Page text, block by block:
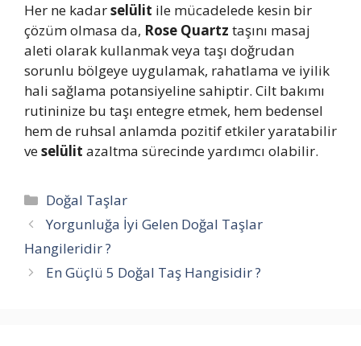
Her ne kadarselülit ile mücadelede kesin bir
çözüm olmasa da, Rose Quartz taşını masaj
aleti olarak kullanmak veya taşı doğrudan
sorunlu bölgeye uygulamak, rahatlama ve iyilik
hali sağlama potansiyeline sahiptir. Cilt bakımı
rutininize bu taşı entegre etmek, hem bedensel
hem de ruhsal anlamda pozitif etkiler yaratabilir
veselülit azaltma sürecinde yardımcı olabilir.
Kategoriler
Doğal Taşlar
Yorgunluğa İyi Gelen Doğal Taşlar
Hangileridir ?
En Güçlü 5 Doğal Taş Hangisidir ?